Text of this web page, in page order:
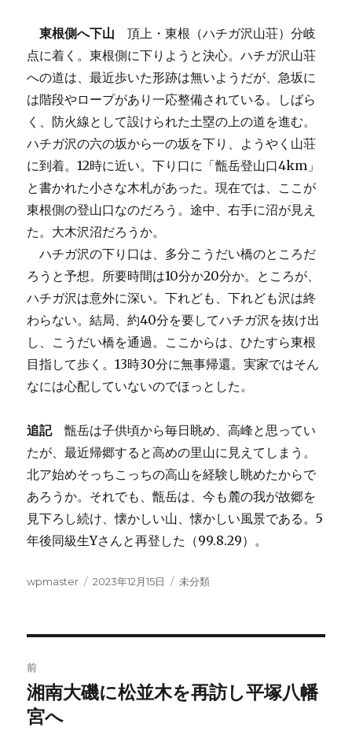
東根側へ下山 頂上・東根（ハチガ沢山荘）分岐
点に着く。東根側に下りようと決心。ハチガ沢山荘
への道は、最近歩いた形跡は無いようだが、急坂に
は階段やロープがあり一応整備されている。しばら
く、防火線として設けられた土塁の上の道を進む。
ハチガ沢の六の坂から一の坂を下り、ようやく山荘
に到着。12時に近い。下り口に「甑岳登山口4km」
と書かれた小さな木札があった。現在では、ここが
東根側の登山口なのだろう。途中、右手に沼が見え
た。大木沢沼だろうか。
ハチガ沢の下り口は、多分こうだい橋のところだ
ろうと予想。所要時間は10分か20分か。ところが、
ハチガ沢は意外に深い。下れども、下れども沢は終
わらない。結局、約40分を要してハチガ沢を抜け出
し、こうだい橋を通過。ここからは、ひたすら東根
目指して歩く。13時30分に無事帰還。実家ではそん
なには心配していないのでほっとした。
追記甑岳は子供頃から毎日眺め、高峰と思ってい
たが、最近帰郷すると高めの里山に見えてしまう。
北ア始めそっちこっちの高山を経験し眺めたからで
あろうか。それでも、甑岳は、今も麓の我が故郷を
見下ろし続け、懐かしい山、懐かしい風景である。5
年後同級生Yさんと再登した（99.8.29）。
投
wpmaster
投
2023年12月15日
カ
未分類
稿
ナ
前
前
の
湘南大磯に松並木を再訪し平塚八幡
宮へ